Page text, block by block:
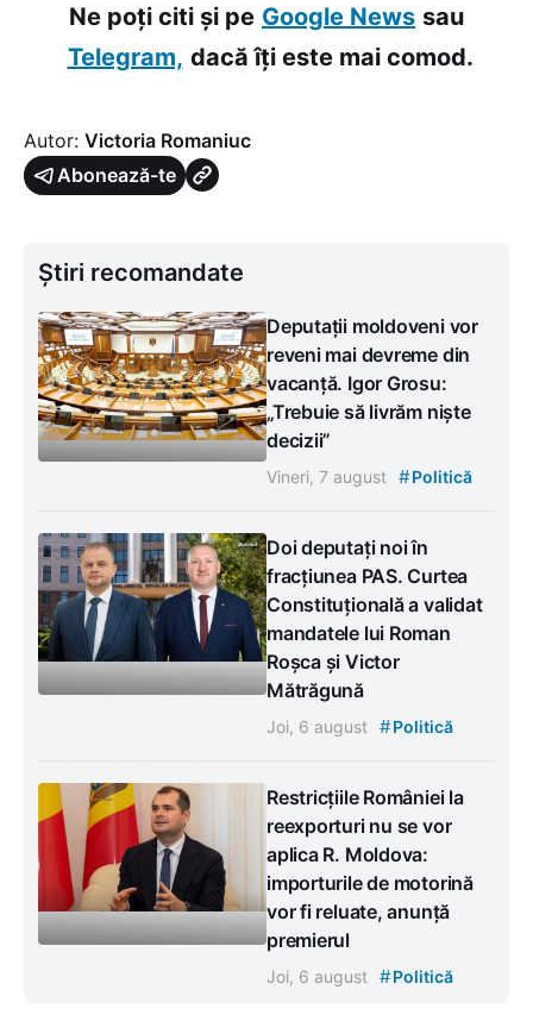
Ne poți citi și pe Google News sau
Telegram, dacă îți este mai comod.
Autor: Victoria Romaniuc
Abonează-te
Știri recomandate
Deputații moldoveni vor
reveni mai devreme din
vacanță. Igor Grosu:
„Trebuie să livrăm niște
decizii”
Vineri, 7 august #Politică
Doi deputați noi în
fracțiunea PAS. Curtea
Constituțională a validat
mandatele lui Roman
Roșca și Victor
Mătrăgună
Joi, 6 august #Politică
Restricțiile României la
reexporturi nu se vor
aplica R. Moldova:
importurile de motorină
vor fi reluate, anunță
premierul
Joi, 6 august #Politică